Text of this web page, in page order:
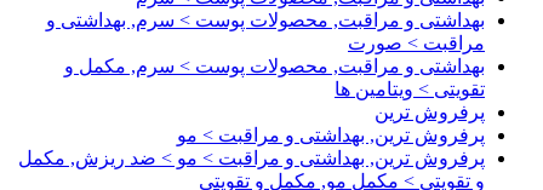
بهداشتی و مراقبت, محصولات پوست > سرم, بهداشتی و
مراقبت > صورت
بهداشتی و مراقبت, محصولات پوست > سرم, مکمل و
تقویتی > ویتامین ها
پرفروش ترین
پرفروش ترین, بهداشتی و مراقبت > مو
پرفروش ترین, بهداشتی و مراقبت > مو > ضد ریزش, مکمل
و تقویتی > مکمل مو, مکمل و تقویتی